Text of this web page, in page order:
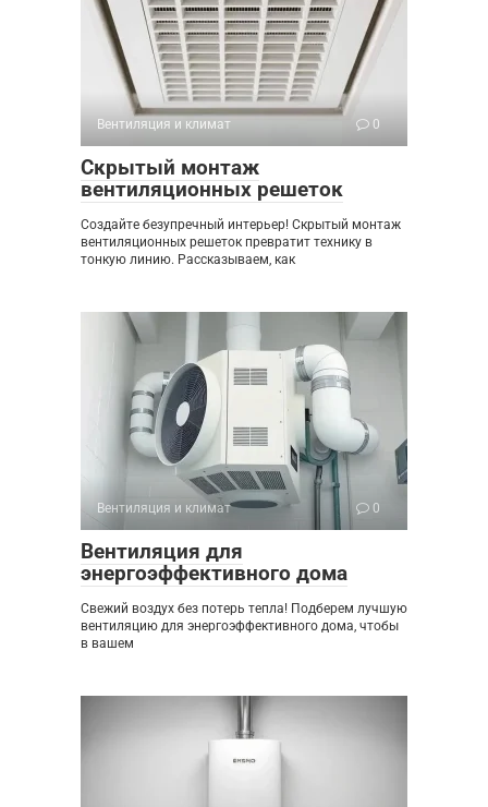
Вентиляция и климат 0
Скрытый монтаж
вентиляционных решеток
Создайте безупречный интерьер! Скрытый монтаж
вентиляционных решеток превратит технику в
тонкую линию. Рассказываем, как
Вентиляция и климат 0
Вентиляция для
энергоэффективного дома
Свежий воздух без потерь тепла! Подберем лучшую
вентиляцию для энергоэффективного дома, чтобы
в вашем